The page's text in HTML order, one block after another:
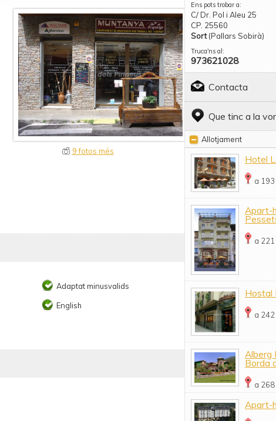
9 fotos més
Adaptat minusvalids
English
Ens pots trobar a:
C/ Dr. Pol i Aleu 25
CP. 25560
Sort(Pallars Sobirà)
Truca'ns al:
973621028
Contacta
Que tinc a la
Allotjament
Hotel
a 193
Apart-
a 221
Hostal
a 242
Alberg
Borda
a 268
Apart-